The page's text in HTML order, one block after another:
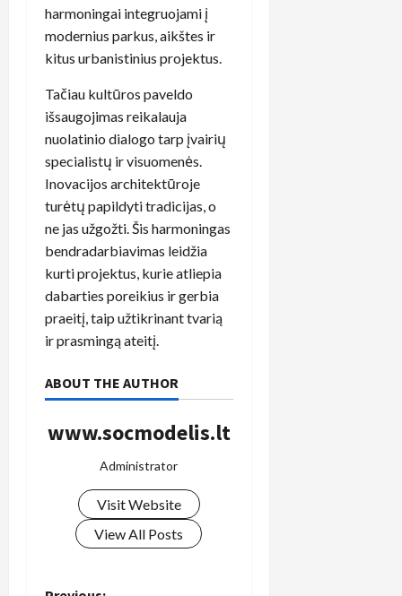
harmoningai integruojami į
modernius parkus, aikštes ir
kitus urbanistinius projektus.
Tačiau kultūros paveldo
išsaugojimas reikalauja
nuolatinio dialogo tarp įvairių
specialistų ir visuomenės.
Inovacijos architektūroje
turėtų papildyti tradicijas, o
ne jas užgožti. Šis harmoningas
bendradarbiavimas leidžia
kurti projektus, kurie atliepia
dabarties poreikius ir gerbia
praeitį, taip užtikrinant tvarią
ir prasmingą ateitį.
ABOUT THE AUTHOR
www.socmodelis.lt
Administrator
Visit Website
View All Posts